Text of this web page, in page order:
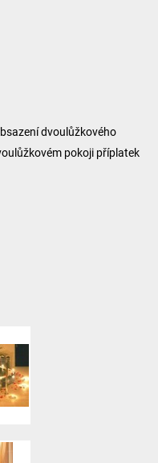
dvoulůžkového
pokoji příplatek